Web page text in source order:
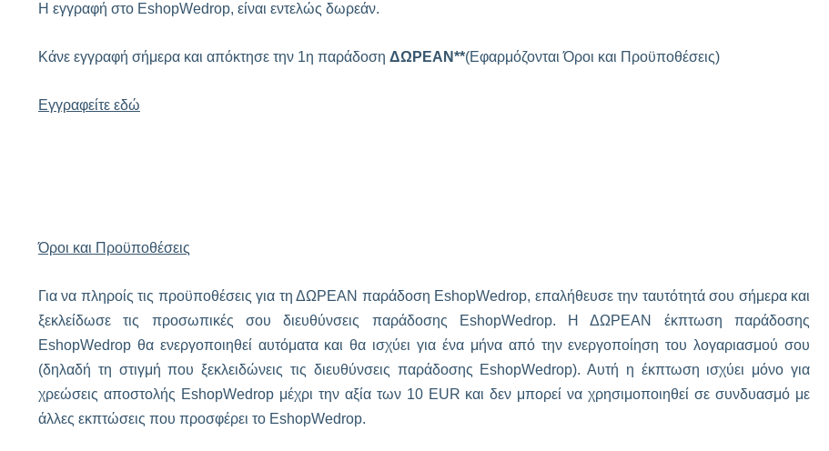
Η εγγραφή στο EshopWedrop, είναι εντελώς δωρεάν.
Κάνε εγγραφή σήμερα και απόκτησε την 1η παράδοση ΔΩΡΕΑΝ**(Εφαρμόζονται Όροι και Προϋποθέσεις)
Εγγραφείτε εδώ
Όροι και Προϋποθέσεις
Για να πληροίς τις προϋποθέσεις για τη ΔΩΡΕΑΝ παράδοση EshopWedrop, επαλήθευσε την ταυτότητά σου σήμερα και
ξεκλείδωσε τις προσωπικές σου διευθύνσεις παράδοσης EshopWedrop. Η ΔΩΡΕΑΝ έκπτωση παράδοσης
EshopWedrop θα ενεργοποιηθεί αυτόματα και θα ισχύει για ένα μήνα από την ενεργοποίηση του λογαριασμού σου
(δηλαδή τη στιγμή που ξεκλειδώνεις τις διευθύνσεις παράδοσης EshopWedrop). Αυτή η έκπτωση ισχύει μόνο για
χρεώσεις αποστολής EshopWedrop μέχρι την αξία των 10 EUR και δεν μπορεί να χρησιμοποιηθεί σε συνδυασμό με
άλλες εκπτώσεις που προσφέρει το EshopWedrop.